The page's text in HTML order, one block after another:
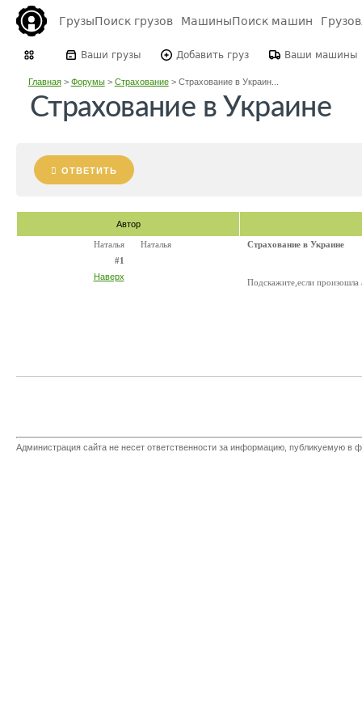
ГрузыПоиск грузов МашиныПоиск машин
Ваши грузы Добавить груз Ваши машины
Главная> Форумы> Страхование> Страхование в Украин...
Страхование в Украине
ОТВЕТИТЬ
Автор
Наталья
#1
Наверх
Наталья Страхование в Украине
Подскажите,если произошла
Администрация сайта не несет ответственности за информацию, публикуемую